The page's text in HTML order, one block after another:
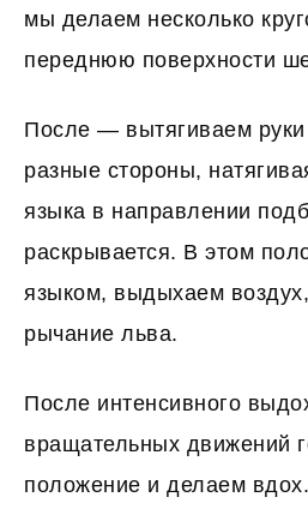
мы делаем несколько
переднюю поверхности
После — вытягиваем
разные стороны,
языка в направлении
раскрывается. В этом
языком, выдыхаем
рычание льва.
После интенсивного
вращательных движений
положение и делаем вдох.